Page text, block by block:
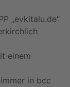
„evkitalu.de“
einem
in bcc